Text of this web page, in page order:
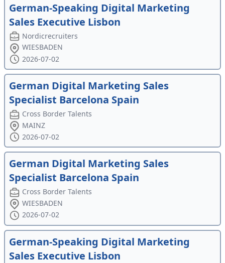
German-Speaking Digital Marketing
Sales Executive Lisbon
Nordicrecruiters
WIESBADEN
2026-07-02
German Digital Marketing Sales
Specialist Barcelona Spain
Cross Border Talents
MAINZ
2026-07-02
German Digital Marketing Sales
Specialist Barcelona Spain
Cross Border Talents
WIESBADEN
2026-07-02
German-Speaking Digital Marketing
Sales Executive Lisbon